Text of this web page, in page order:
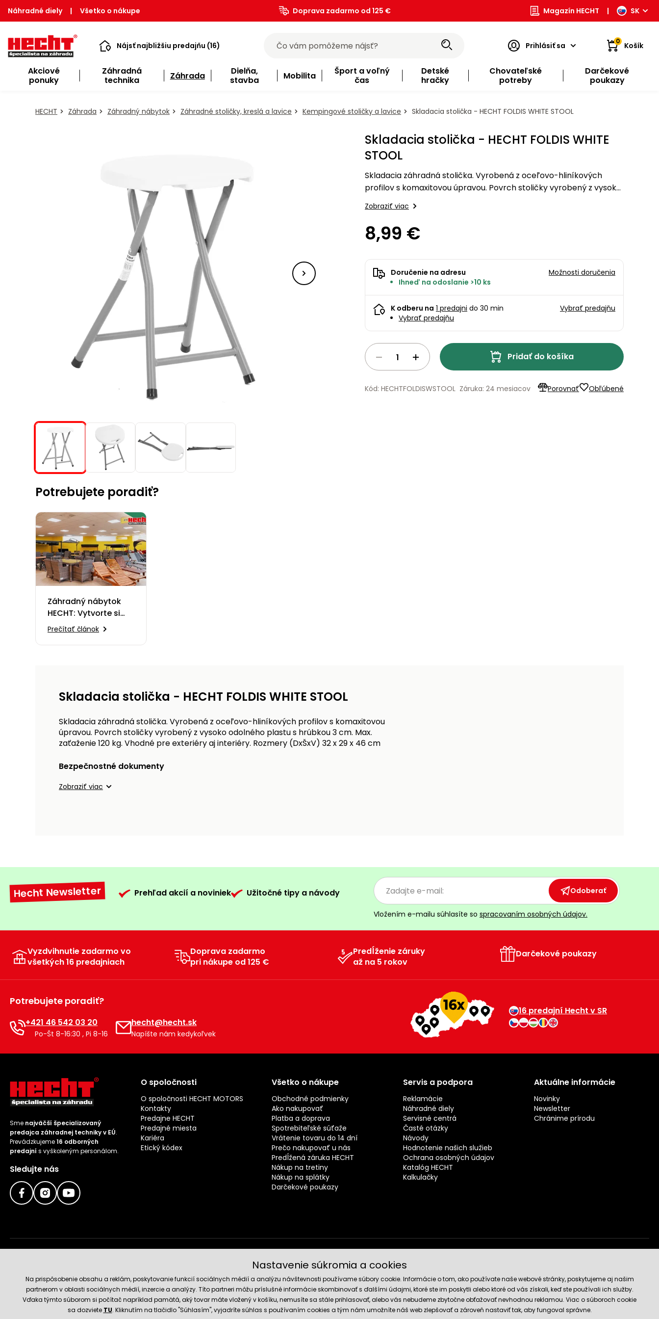
Náhradné diely | Všetko o nákupe Doprava zadarmo od 125 € Magazín HECHT | SK
Nájsť najbližšiu predajňu (16) Prihlásiť sa 0 Košík
Akciové
ponuky
Záhradná
technika
Záhrada
Dielňa,
stavba
Mobilita
Šport a voľný
čas
Detské
hračky
Chovateľské
potreby
Darčekové
poukazy
HECHT Záhrada Záhradný nábytok Záhradné stoličky, kreslá a lavice Kempingové stoličky a lavice Skladacia stolička - HECHT FOLDIS WHITE STOOL
Skladacia stolička - HECHT FOLDIS WHITE
STOOL
Skladacia záhradná stolička. Vyrobená z oceľovo-hliníkových
profilov s komaxitovou úpravou. Povrch stoličky vyrobený z vysoko
Zobraziť viac
8,99 €
Doručenie na adresu
Ihneď na odoslanie >10 ks
Možnosti doručenia
K odberu na 1 predajni do 30 min
Vybrať predajňu
Vybrať predajňu
Pridať do košíka
Porovnať Obľúbené
Kód: HECHTFOLDISWSTOOL Záruka: 24 mesiacov
Potrebujete poradiť?
Záhradný nábytok
HECHT: Vytvorte si
oázu pokoja
Prečítať článok
Skladacia stolička - HECHT FOLDIS WHITE STOOL
Skladacia záhradná stolička. Vyrobená z oceľovo-hliníkových profilov s komaxitovou
úpravou. Povrch stoličky vyrobený z vysoko odolného plastu s hrúbkou 3 cm. Max.
zaťaženie 120 kg. Vhodné pre exteriéry aj interiéry. Rozmery (DxŠxV) 32 x 29 x 46 cm
Bezpečnostné dokumenty
Zobraziť viac
Hecht Newsletter Prehľad akcií a noviniek Užitočné tipy a návody Odoberať
Vložením e-mailu súhlasíte so spracovaním osobných údajov.
Vyzdvihnutie zadarmo vo
všetkých 16 predajniach
Doprava zadarmo
pri nákupe od 125 €
Predĺženie záruky
až na 5 rokov
Darčekové poukazy
Potrebujete poradiť?
+421 46 542 03 20
Po-Št 8-16:30 , Pi 8-16
hecht@hecht.sk
Napíšte nám kedykoľvek
16 predajní Hecht v SR
Sme najväčší špecializovaný
predajca záhradnej techniky v EÚ.
Prevádzkujeme16 odborných
predajní s vyškoleným personálom.
Sledujte nás
O spoločnosti
O spoločnosti HECHT MOTORS
Kontakty
Predajne HECHT
Predajné miesta
Kariéra
Etický kódex
Všetko o nákupe
Obchodné podmienky
Ako nakupovať
Platba a doprava
Spotrebiteľské súťaže
Vrátenie tovaru do 14 dní
Prečo nakupovať u nás
Predĺžená záruka HECHT
Nákup na tretiny
Nákup na splátky
Darčekové poukazy
Servis a podpora
Reklamácie
Náhradné diely
Servisné centrá
Časté otázky
Návody
Hodnotenie našich služieb
Ochrana osobných údajov
Katalóg HECHT
Kalkulačky
Aktuálne informácie
Novinky
Newsletter
Chránime prírodu
Spoľahlivý obchod
Nastavenie súkromia a cookies
Na prispôsobenie obsahu a reklám, poskytovanie funkcií sociálnych médií a analýzu návštevnosti používame súbory cookie. Informácie o tom, ako používate naše webové stránky, poskytujeme aj našim
partnerom v oblasti sociálnych médií, inzercie a analýzy. Títo partneri môžu príslušné informácie skombinovať s ďalšími údajmi, ktoré ste im poskytli alebo ktoré od vás získali, keď ste používali ich služby.
Vďaka týmto súborom si počítač napríklad pamätá, aký tovar máte vložený v košíku, nemusíte sa stále prihlasovať, alebo vás nebudeme zbytočne obťažovať nevhodnou reklamou. Viac o súboroch cookie
sa dozviete TU. Kliknutím na tlačidlo "Súhlasím", vyjadríte súhlas s používaním cookies a tým nám umožníte náš web zlepšovať a zároveň nastaviť tak, aby fungoval správne.